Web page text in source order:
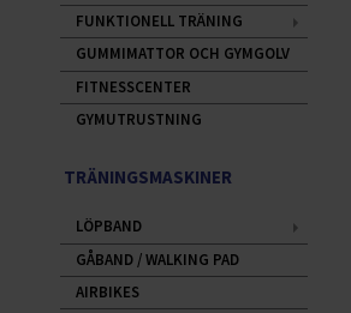
FUNKTIONELL TRÄNING
GUMMIMATTOR OCH GYMGOLV
FITNESSCENTER
GYMUTRUSTNING
TRÄNINGSMASKINER
LÖPBAND
GÅBAND / WALKING PAD
AIRBIKES